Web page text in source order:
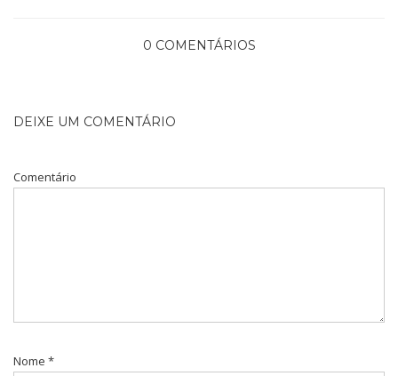
0 COMENTÁRIOS
DEIXE UM COMENTÁRIO
Comentário
Nome *